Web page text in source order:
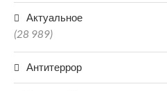
Актуальное
(28 989)
Антитеррор